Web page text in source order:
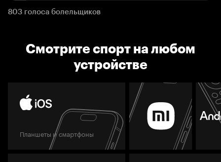
803 голоса болельщиков
Смотрите спорт на любом
устройстве
Планшеты и смартфоны